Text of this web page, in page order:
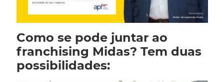
Como se pode juntar ao
franchising Midas? Tem duas
possibilidades: